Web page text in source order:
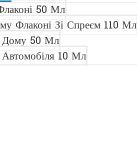
50 Мл
Флаконі Зі Спреєм 110 Мл
Дому 50 Мл
10 Мл